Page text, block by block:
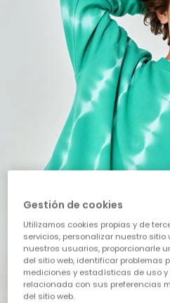
Continua
Gestión de cookies
Utilizamos cookies propias y de
servicios, personalizar nuestro
nuestros usuarios, proporcionarle
del sitio web, identificar problemas
mediciones y estadísticas de uso
relacionada con sus preferencias
del sitio web.